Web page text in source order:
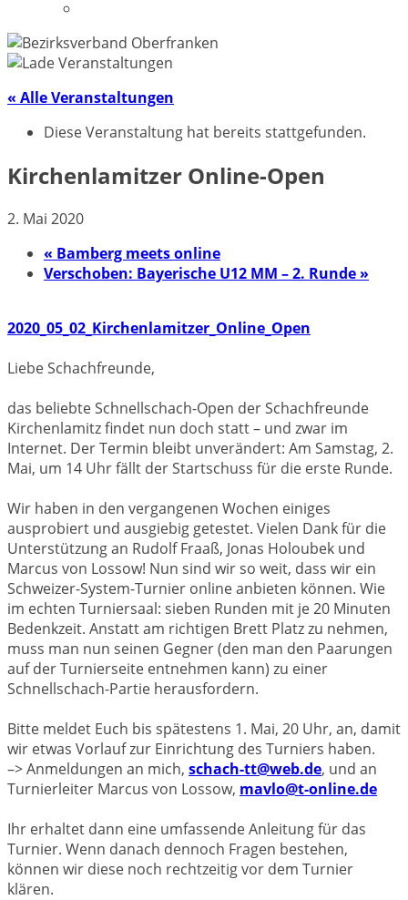
« Alle Veranstaltungen
Diese Veranstaltung hat bereits stattgefunden.
Kirchenlamitzer Online-Open
2. Mai 2020
« Bamberg meets online
Verschoben: Bayerische U12 MM – 2. Runde »
2020_05_02_Kirchenlamitzer_Online_Open
Liebe Schachfreunde,
das beliebte Schnellschach-Open der Schachfreunde
Kirchenlamitz findet nun doch statt – und zwar im
Internet. Der Termin bleibt unverändert: Am Samstag, 2.
Mai, um 14 Uhr fällt der Startschuss für die erste Runde.
Wir haben in den vergangenen Wochen einiges
ausprobiert und ausgiebig getestet. Vielen Dank für die
Unterstützung an Rudolf Fraaß, Jonas Holoubek und
Marcus von Lossow! Nun sind wir so weit, dass wir ein
Schweizer-System-Turnier online anbieten können. Wie
im echten Turniersaal: sieben Runden mit je 20 Minuten
Bedenkzeit. Anstatt am richtigen Brett Platz zu nehmen,
muss man nun seinen Gegner (den man den Paarungen
auf der Turnierseite entnehmen kann) zu einer
Schnellschach-Partie herausfordern.
Bitte meldet Euch bis spätestens 1. Mai, 20 Uhr, an, damit
wir etwas Vorlauf zur Einrichtung des Turniers haben.
–> Anmeldungen an mich, schach-tt@web.de, und an
Turnierleiter Marcus von Lossow, mavlo@t-online.de
Ihr erhaltet dann eine umfassende Anleitung für das
Turnier. Wenn danach dennoch Fragen bestehen,
können wir diese noch rechtzeitig vor dem Turnier
klären.